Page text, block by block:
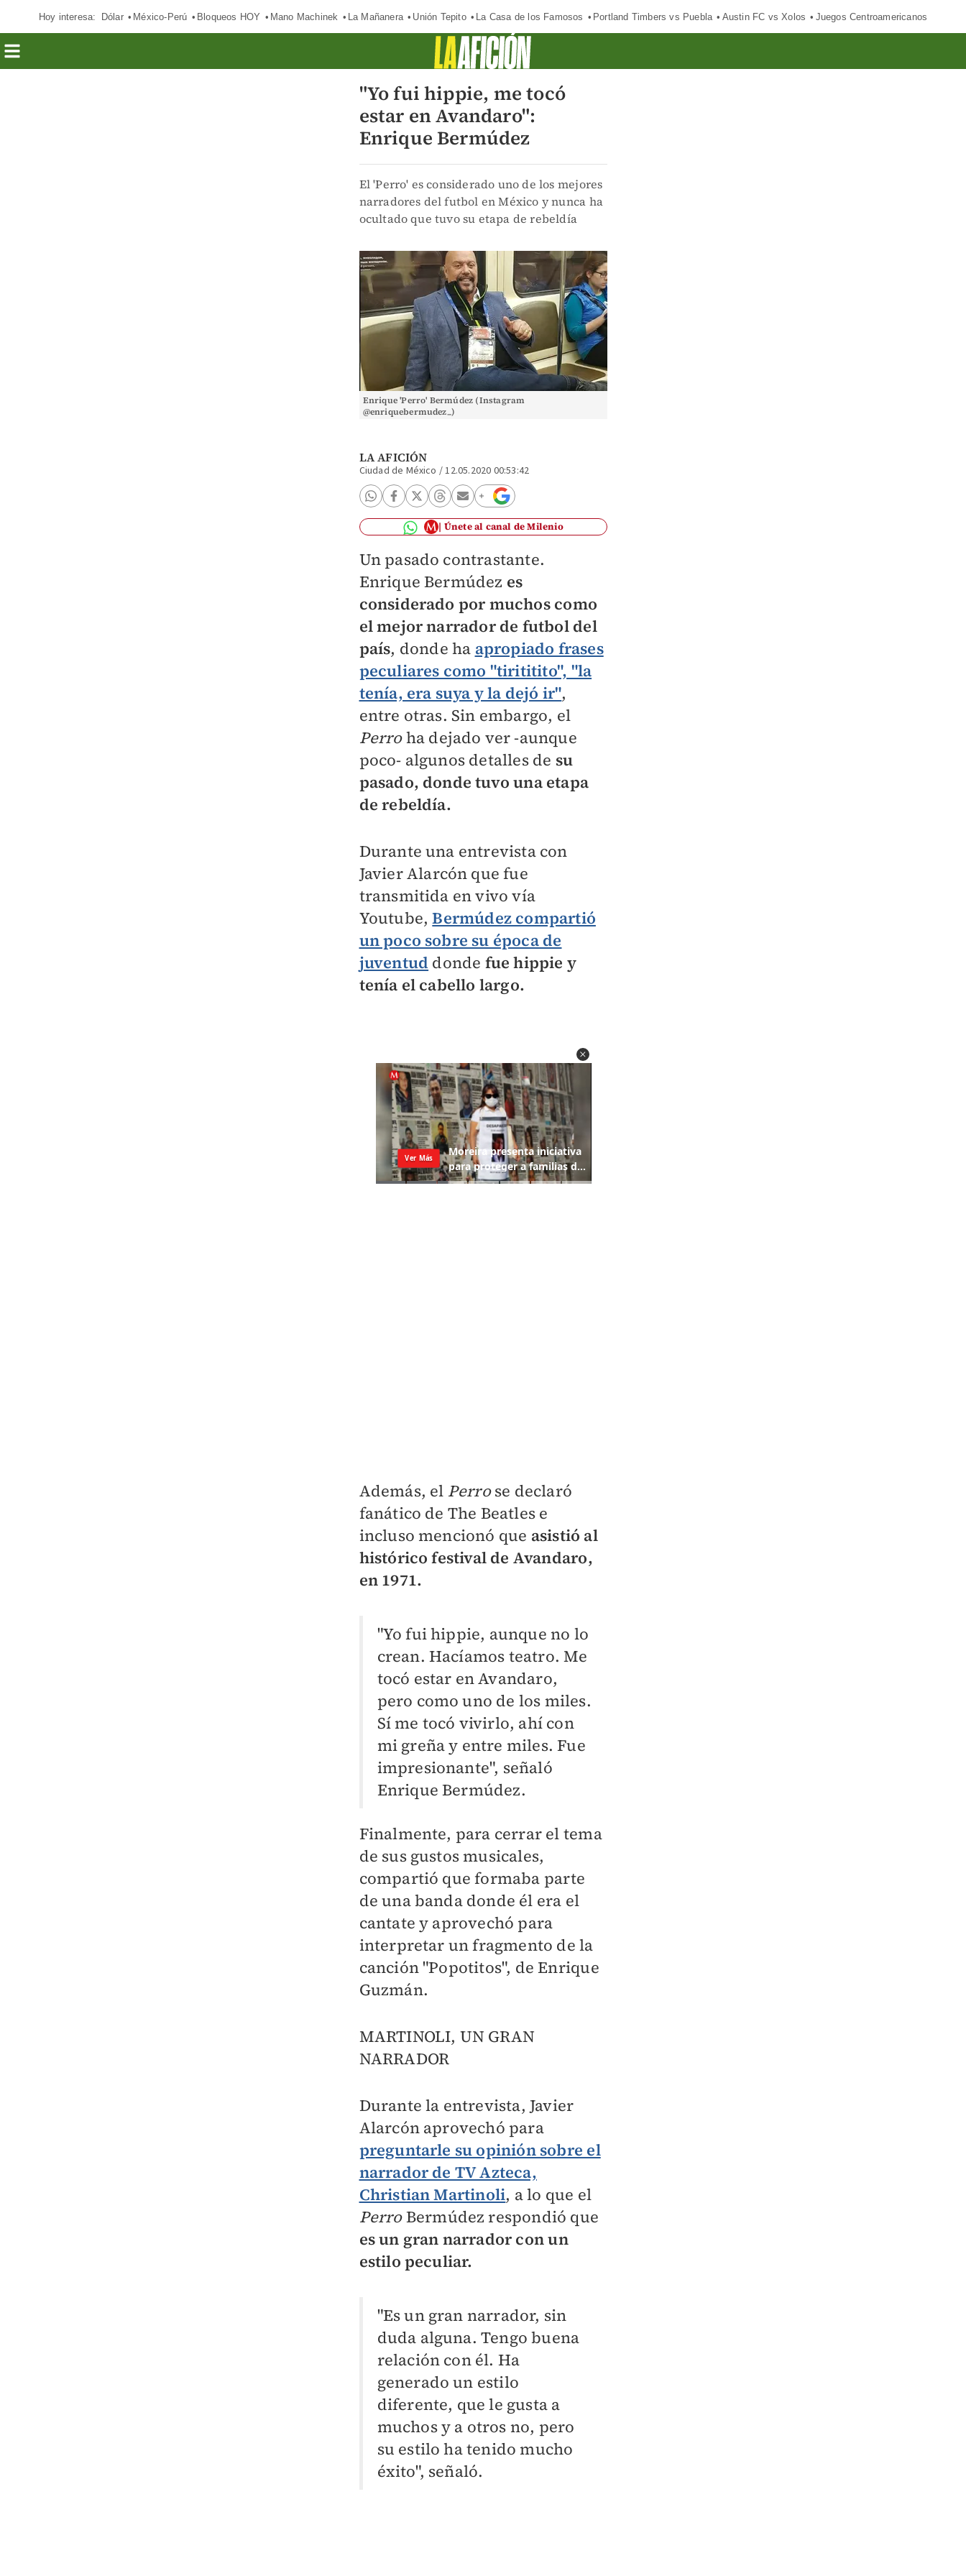
Hoy interesa: Dólar México-Perú Bloqueos HOY Mano Machinek La Mañanera Unión Tepito La Casa de los Famosos Portland Timbers vs Puebla Austin FC vs Xolos Juegos Centroamericanos
"Yo fui hippie, me tocó
estar en Avandaro":
Enrique Bermúdez
El 'Perro' es considerado uno de los mejores
narradores del futbol en México y nunca ha
ocultado que tuvo su etapa de rebeldía
Enrique 'Perro' Bermúdez (Instagram
@enriquebermudez_)
LA AFICIÓN
Ciudad de México /12.05.2020 00:53:42
Únete al canal de Milenio
Un pasado contrastante.
Enrique Bermúdez es
considerado por muchos como
el mejor narrador de futbol del
país, donde ha apropiado frases
peculiares como "tirititito", "la
tenía, era suya y la dejó ir",
entre otras. Sin embargo, el
Perroha dejado ver -aunque
poco- algunos detalles de su
pasado, donde tuvo una etapa
de rebeldía.
Durante una entrevista con
Javier Alarcón que fue
transmitida en vivo vía
Youtube,Bermúdez compartió
un poco sobre su época de
juventud donde fue hippie y
tenía el cabello largo.
Además, el Perrose declaró
fanático de The Beatles e
incluso mencionó que asistió al
histórico festival de Avandaro,
en 1971.
"Yo fui hippie, aunque no lo
crean. Hacíamos teatro. Me
tocó estar en Avandaro,
pero como uno de los miles.
Sí me tocó vivirlo, ahí con
mi greña y entre miles. Fue
impresionante", señaló
Enrique Bermúdez.
Finalmente, para cerrar el tema
de sus gustos musicales,
compartió que formaba parte
de una banda donde él era el
cantate y aprovechó para
interpretar un fragmento de la
canción "Popotitos", de Enrique
Guzmán.
MARTINOLI, UN GRAN
NARRADOR
Durante la entrevista, Javier
Alarcón aprovechó para
preguntarle su opinión sobre el
narrador de TV Azteca,
Christian Martinoli, a lo que el
PerroBermúdez respondió que
es un gran narrador con un
estilo peculiar.
"Es un gran narrador, sin
duda alguna. Tengo buena
relación con él. Ha
generado un estilo
diferente, que le gusta a
muchos y a otros no, pero
su estilo ha tenido mucho
éxito", señaló.